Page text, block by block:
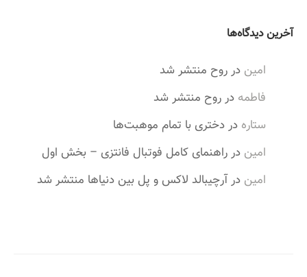
ه‌
آخرین دیدگاه‌ها
امین درروح منتشر شد
فاطمه درروح منتشر شد
ستاره دردختری با تمام موهبت‌ها
امین درراهنمای کامل فوتبال فانتزی – بخش اول
امین درآرچیبالد لاکس و پل بین دنیاها منتشر شد